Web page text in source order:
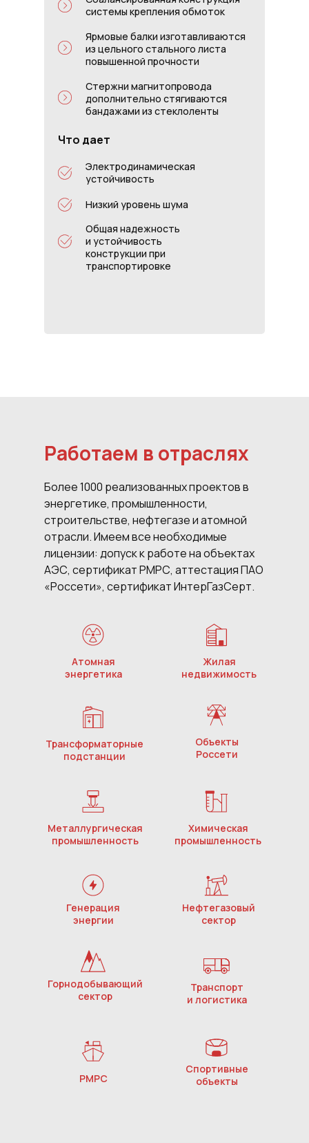
системы крепления обмоток
Ярмовые балки изготавливаются
из цельного стального листа
повышенной прочности
Стержни магнитопровода
дополнительно стягиваются
бандажами из стеклоленты
Общая надежность
и устойчивость
конструкции при
транспортировке
Низкий уровень шума
Электродинамическая
устойчивость
Что дает
Работаем в отраслях
Более 1000 реализованных проектов в
энергетике, промышленности,
строительстве, нефтегазе и атомной
отрасли. Имеем все необходимые
лицензии: допуск к работе на объектах
АЭС, сертификат РМРС, аттестация ПАО
«Россети», сертификат ИнтерГазСерт.
Атомная
энергетика
Жилая
недвижимость
Трансформаторные
подстанции
Химическая
промышленность
Металлургическая
промышленность
Объекты
Россети
Транспорт
и логистика
РМРС
Горнодобывающий
сектор
Нефтегазовый
сектор
Генерация
энергии
Спортивные
объекты